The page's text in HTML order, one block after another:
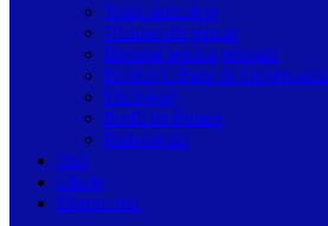
Toate articolele
Viziune de primar
Resurse pentru primarii
Politici Urbane & Guvernanta
Dialoguri
Profil de Primar
Podcast-uri
Stiri
Oferte
Despre noi